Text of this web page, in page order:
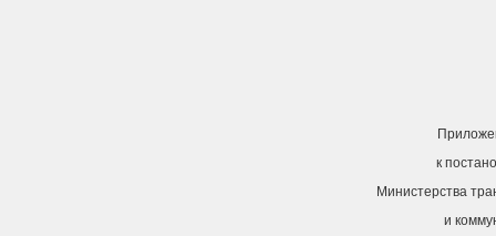
к
Министерства
и